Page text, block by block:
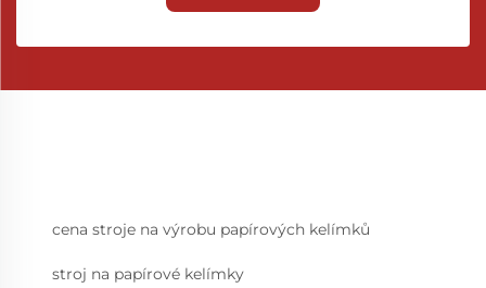
cena stroje na výrobu papírových kelímků
stroj na papírové kelímky